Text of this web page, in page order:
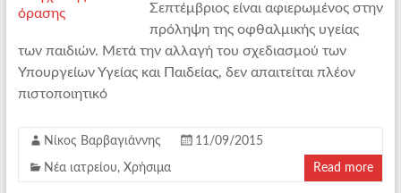
Σεπτέμβριος είναι αφιερωμένος στην
πρόληψη της οφθαλμικής υγείας
των παιδιών. Μετά την αλλαγή του σχεδιασμού των
Υπουργείων Υγείας και Παιδείας, δεν απαιτείται πλέον
πιστοποιητικό
Νίκος Βαρβαγιάννης 11/09/2015
Νέα ιατρείου, Χρήσιμα Read more